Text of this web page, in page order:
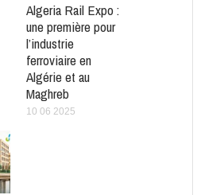
Algeria Rail Expo :
une première pour
l’industrie
ferroviaire en
Algérie et au
Maghreb
10 06 2025